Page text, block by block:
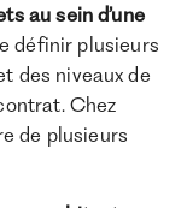
au sein d’une
définir plusieurs
des niveaux de
Chez
de plusieurs